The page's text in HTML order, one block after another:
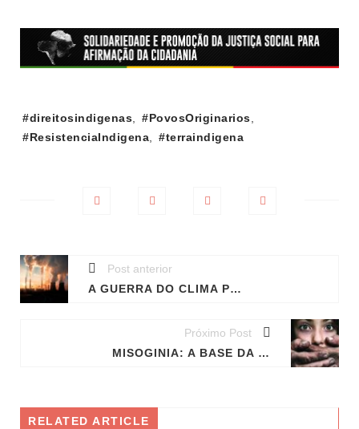
Tags:
#direitosindigenas #PovosOriginarios
#ResistenciaIndigena
#terraindigena
Post anterior
A GUERRA DO CLIMA PELA SOBREVIVÊNCIA DA HUMANIDADE
Próximo Post
MISOGINIA: A BASE DA VIOLÊNCIA CONTRA A MULHER
RELATED ARTICLE